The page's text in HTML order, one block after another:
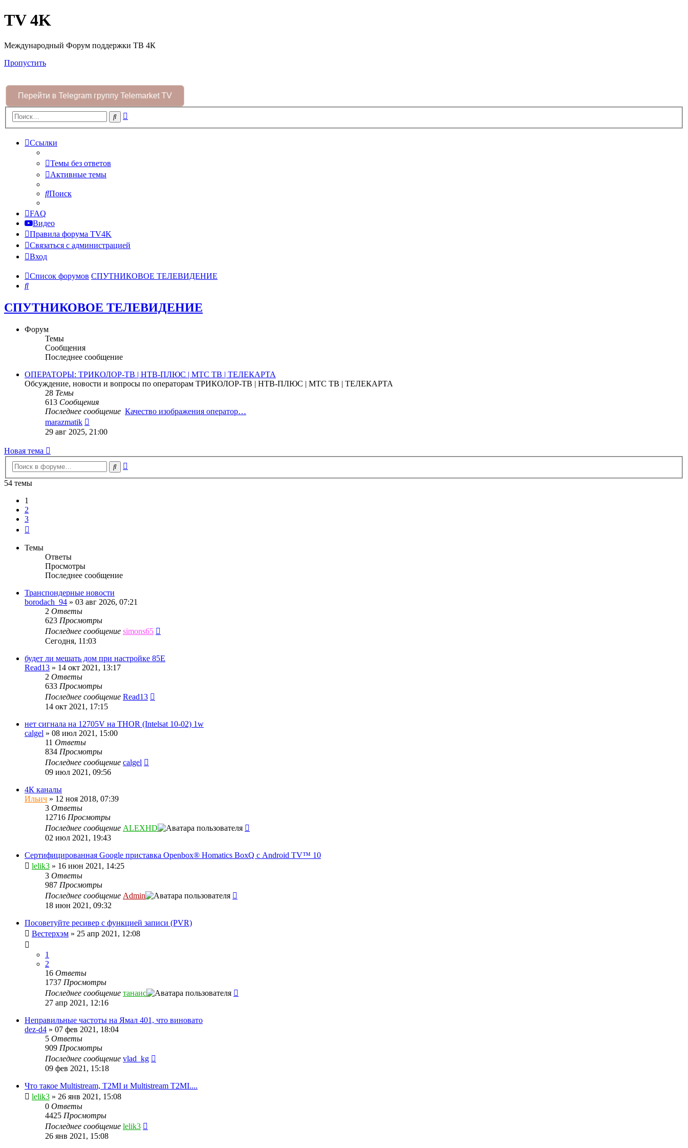
TV 4K
Международный Форум поддержки ТВ 4К
Пропустить
Перейти в Telegram группу Telemarket TV
Поиск
Ссылки
Темы без ответов
Активные темы
Поиск
FAQ
Видео
Правила форума TV4K
Связаться с администрацией
Вход
Список форумов СПУТНИКОВОЕ ТЕЛЕВИДЕНИЕ
Поиск
СПУТНИКОВОЕ ТЕЛЕВИДЕНИЕ
Форум
Темы
Сообщения
Последнее сообщение
ОПЕРАТОРЫ: ТРИКОЛОР-ТВ | НТВ-ПЛЮС | МТС ТВ | ТЕЛЕКАРТА
Обсуждение, новости и вопросы по операторам ТРИКОЛОР-ТВ | НТВ-ПЛЮС | МТС ТВ | ТЕЛЕКАРТА
28 Темы
613 Сообщения
Последнее сообщение Качество изображения оператор…
marazmatik
к
29 авг 2025, 21:00
Новая тема
Поиск
54 темы
1
2
3
Темы
Ответы
Просмотры
Последнее сообщение
Транспондерные новости
borodach_94 » 03 авг 2026, 07:21
2 Ответы
623 Просмотры
Последнее сообщение simons65
Сегодня, 11:03
будет ли мешать дом при настройке 85Е
Read13 » 14 окт 2021, 13:17
2 Ответы
633 Просмотры
Последнее сообщение Read13
14 окт 2021, 17:15
нет сигнала на 12705V на THOR (Intelsat 10-02) 1w
calgel » 08 июл 2021, 15:00
11 Ответы
834 Просмотры
Последнее сообщение calgel
09 июл 2021, 09:56
4К каналы
Ильич » 12 ноя 2018, 07:39
3 Ответы
12716 Просмотры
Последнее сообщение ALEXHD
02 июл 2021, 19:43
Сертифицированная Google приставка Openbox® Homatics BoxQ с Android TV™ 10
lelik3 » 16 июн 2021, 14:25
3 Ответы
987 Просмотры
Последнее сообщение Admin
18 июн 2021, 09:32
Посоветуйте ресивер с функцией записи (PVR)
Вестерхэм » 25 апр 2021, 12:08
1
2
16 Ответы
1737 Просмотры
Последнее сообщение танаис
27 апр 2021, 12:16
Неправильные частоты на Ямал 401, что виновато
dez-d4 » 07 фев 2021, 18:04
5 Ответы
909 Просмотры
Последнее сообщение vlad_kg
09 фев 2021, 15:18
Что такое Multistream, T2MI и Multistream T2MI....
lelik3 » 26 янв 2021, 15:08
0 Ответы
4425 Просмотры
Последнее сообщение lelik3
26 янв 2021, 15:08